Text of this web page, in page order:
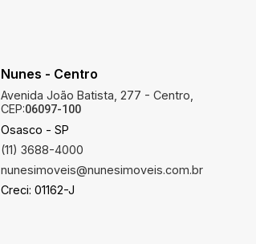
Nunes - Centro
Avenida João Batista, 277 - Centro,
CEP:06097-100
Osasco - SP
(11) 3688-4000
nunesimoveis@nunesimoveis.com.br
Creci: 01162-J